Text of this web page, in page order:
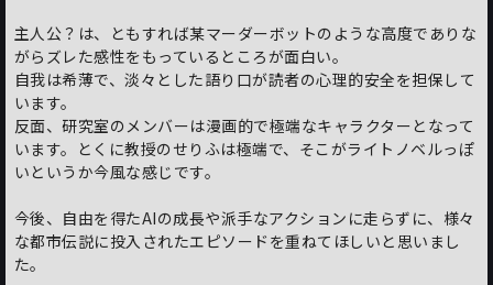
主人公？は、ともすれば某マーダーボットのような高度でありな
がらズレた感性をもっているところが面白い。
自我は希薄で、淡々とした語り口が読者の心理的安全を担保して
います。
反面、研究室のメンバーは漫画的で極端なキャラクターとなって
います。とくに教授のせりふは極端で、そこがライトノベルっぽ
いというか今風な感じです。
今後、自由を得たAIの成長や派手なアクションに走らずに、様々
な都市伝説に投入されたエピソードを重ねてほしいと思いまし
た。